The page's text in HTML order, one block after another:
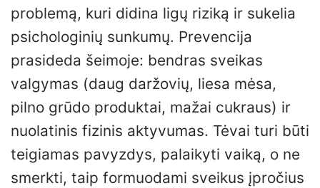
problemą, kuri didina ligų riziką ir sukelia
psichologinių sunkumų. Prevencija
prasideda šeimoje: bendras sveikas
valgymas (daug daržovių, liesa mėsa,
pilno grūdo produktai, mažai cukraus) ir
nuolatinis fizinis aktyvumas. Tėvai turi būti
teigiamas pavyzdys, palaikyti vaiką, o ne
smerkti, taip formuodami sveikus įpročius